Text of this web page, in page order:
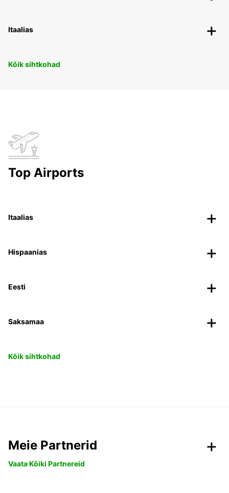
Itaalias
Kõik sihtkohad
Top Airports
Itaalias
Hispaanias
Eesti
Saksamaa
Kõik sihtkohad
Meie Partnerid
Vaata Kõiki Partnereid